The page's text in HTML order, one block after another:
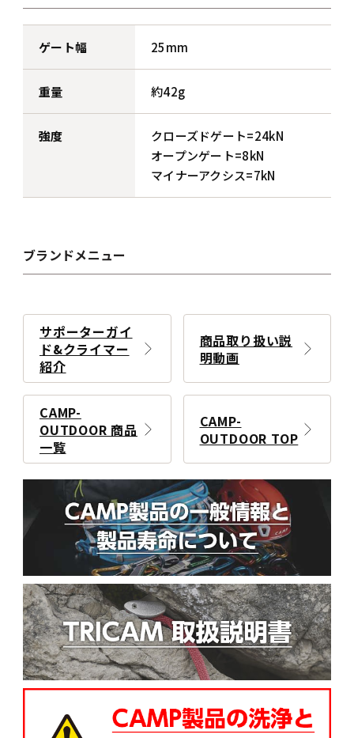
ゲート幅 25mm
重量 約42g
強度
クローズドゲート=24kN
オープンゲート=8kN
マイナーアクシス=7kN
ブランドメニュー
サポーターガイ
ド&クライマー
紹介
商品取り扱い説
明動画
CAMP-
OUTDOOR 商品
一覧
CAMP-
OUTDOOR TOP